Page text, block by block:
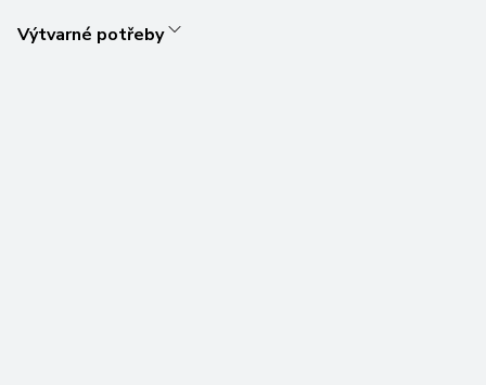
Výtvarné potřeby